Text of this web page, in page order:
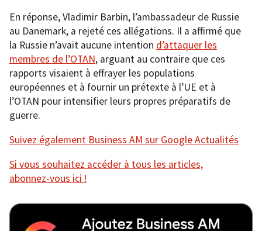
En réponse, Vladimir Barbin, l’ambassadeur de Russie
au Danemark, a rejeté ces allégations. Il a affirmé que
la Russie n’avait aucune intention d’attaquer les
membres de l’OTAN, arguant au contraire que ces
rapports visaient à effrayer les populations
européennes et à fournir un prétexte à l’UE et à
l’OTAN pour intensifier leurs propres préparatifs de
guerre.
Suivez également Business AM sur Google Actualités
Si vous souhaitez accéder à tous les articles,
abonnez-vous ici !